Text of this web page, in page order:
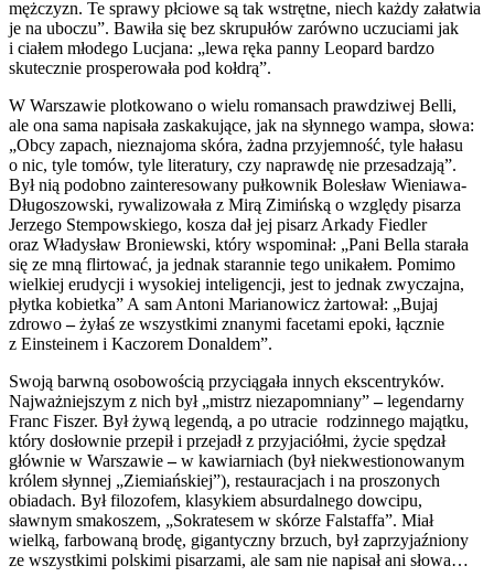
mężczyzn. Te sprawy płciowe są tak wstrętne, niech każdy załatwia
je na uboczu”. Bawiła się bez skrupułów zarówno uczuciami jak
i ciałem młodego Lucjana: „lewa ręka panny Leopard bardzo
skutecznie prosperowała pod kołdrą”.
W Warszawie plotkowano o wielu romansach prawdziwej Belli,
ale ona sama napisała zaskakujące, jak na słynnego wampa, słowa:
„Obcy zapach, nieznajoma skóra, żadna przyjemność, tyle hałasu
o nic, tyle tomów, tyle literatury, czy naprawdę nie przesadzają”.
Był nią podobno zainteresowany pułkownik Bolesław Wieniawa-
Długoszowski, rywalizowała z Mirą Zimińską o względy pisarza
Jerzego Stempowskiego, kosza dał jej pisarz Arkady Fiedler
oraz Władysław Broniewski, który wspominał: „Pani Bella starała
się ze mną flirtować, ja jednak starannie tego unikałem. Pomimo
wielkiej erudycji i wysokiej inteligencji, jest to jednak zwyczajna,
płytka kobietka” A sam Antoni Marianowicz żartował: „Bujaj
zdrowo–żyłaś ze wszystkimi znanymi facetami epoki, łącznie
z Einsteinem i Kaczorem Donaldem”.
Swoją barwną osobowością przyciągała innych ekscentryków.
Najważniejszym z nich był „mistrz niezapomniany”–legendarny
Franc Fiszer. Był żywą legendą, a po utracie rodzinnego majątku,
który dosłownie przepił i przejadł z przyjaciółmi, życie spędzał
głównie w Warszawie–w kawiarniach (był niekwestionowanym
królem słynnej „Ziemiańskiej”), restauracjach i na proszonych
obiadach. Był filozofem, klasykiem absurdalnego dowcipu,
sławnym smakoszem, „Sokratesem w skórze Falstaffa”. Miał
wielką, farbowaną brodę, gigantyczny brzuch, był zaprzyjaźniony
ze wszystkimi polskimi pisarzami, ale sam nie napisał ani słowa…